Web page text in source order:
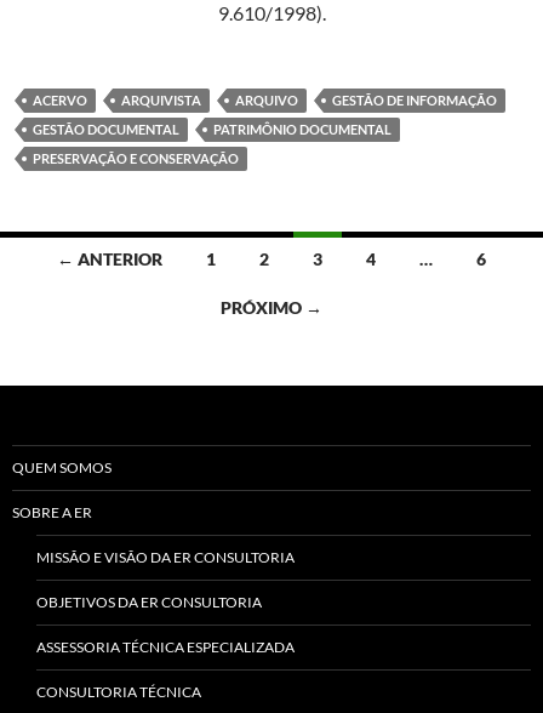
9.610/1998).
ACERVO ARQUIVISTA ARQUIVO
GESTÃO DE INFORMAÇÃO
GESTÃO DOCUMENTAL
PATRIMÔNIO DOCUMENTAL
PRESERVAÇÃO E CONSERVAÇÃO
Navegação
← ANTERIOR 1 2 3 4 … 6
PRÓXIMO →
QUEM SOMOS
SOBRE A ER
MISSÃO E VISÃO DA ER CONSULTORIA
OBJETIVOS DA ER CONSULTORIA
ASSESSORIA TÉCNICA ESPECIALIZADA
CONSULTORIA TÉCNICA